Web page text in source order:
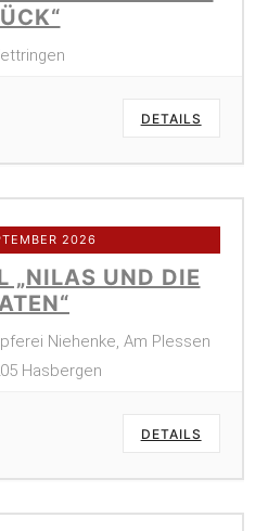
DETAILS
2026
„NILAS UND DIE
Niehenke, Am Plessen
Hasbergen
DETAILS